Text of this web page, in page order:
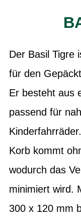
Der Basil Tigre
für den
Er besteht aus
passend für
Korb kommt
wodurch das
minimiert wird.
300 x 120 mm